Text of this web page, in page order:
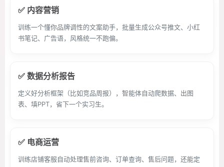
✅ 内容营销
训练一个懂你品牌调性的文案助手，批量生成公众号推文、小红
书笔记、广告语，风格统一不跑偏。
✅ 数据分析报告
定义好分析框架（比如竞品周报），智能体自动爬数据、出图
表、填PPT，省下一个实习生。
✅ 电商运营
训练店铺客服自动处理售前咨询、订单查询、售后问题，还能定